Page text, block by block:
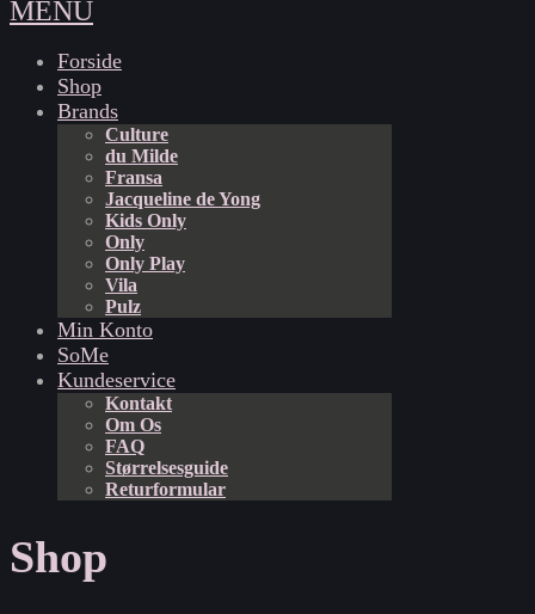
MENU
Forside
Shop
Brands
Culture
du Milde
Fransa
Jacqueline de Yong
Kids Only
Only
Only Play
Vila
Pulz
Min Konto
SoMe
Kundeservice
Kontakt
Om Os
FAQ
Størrelsesguide
Returformular
Shop